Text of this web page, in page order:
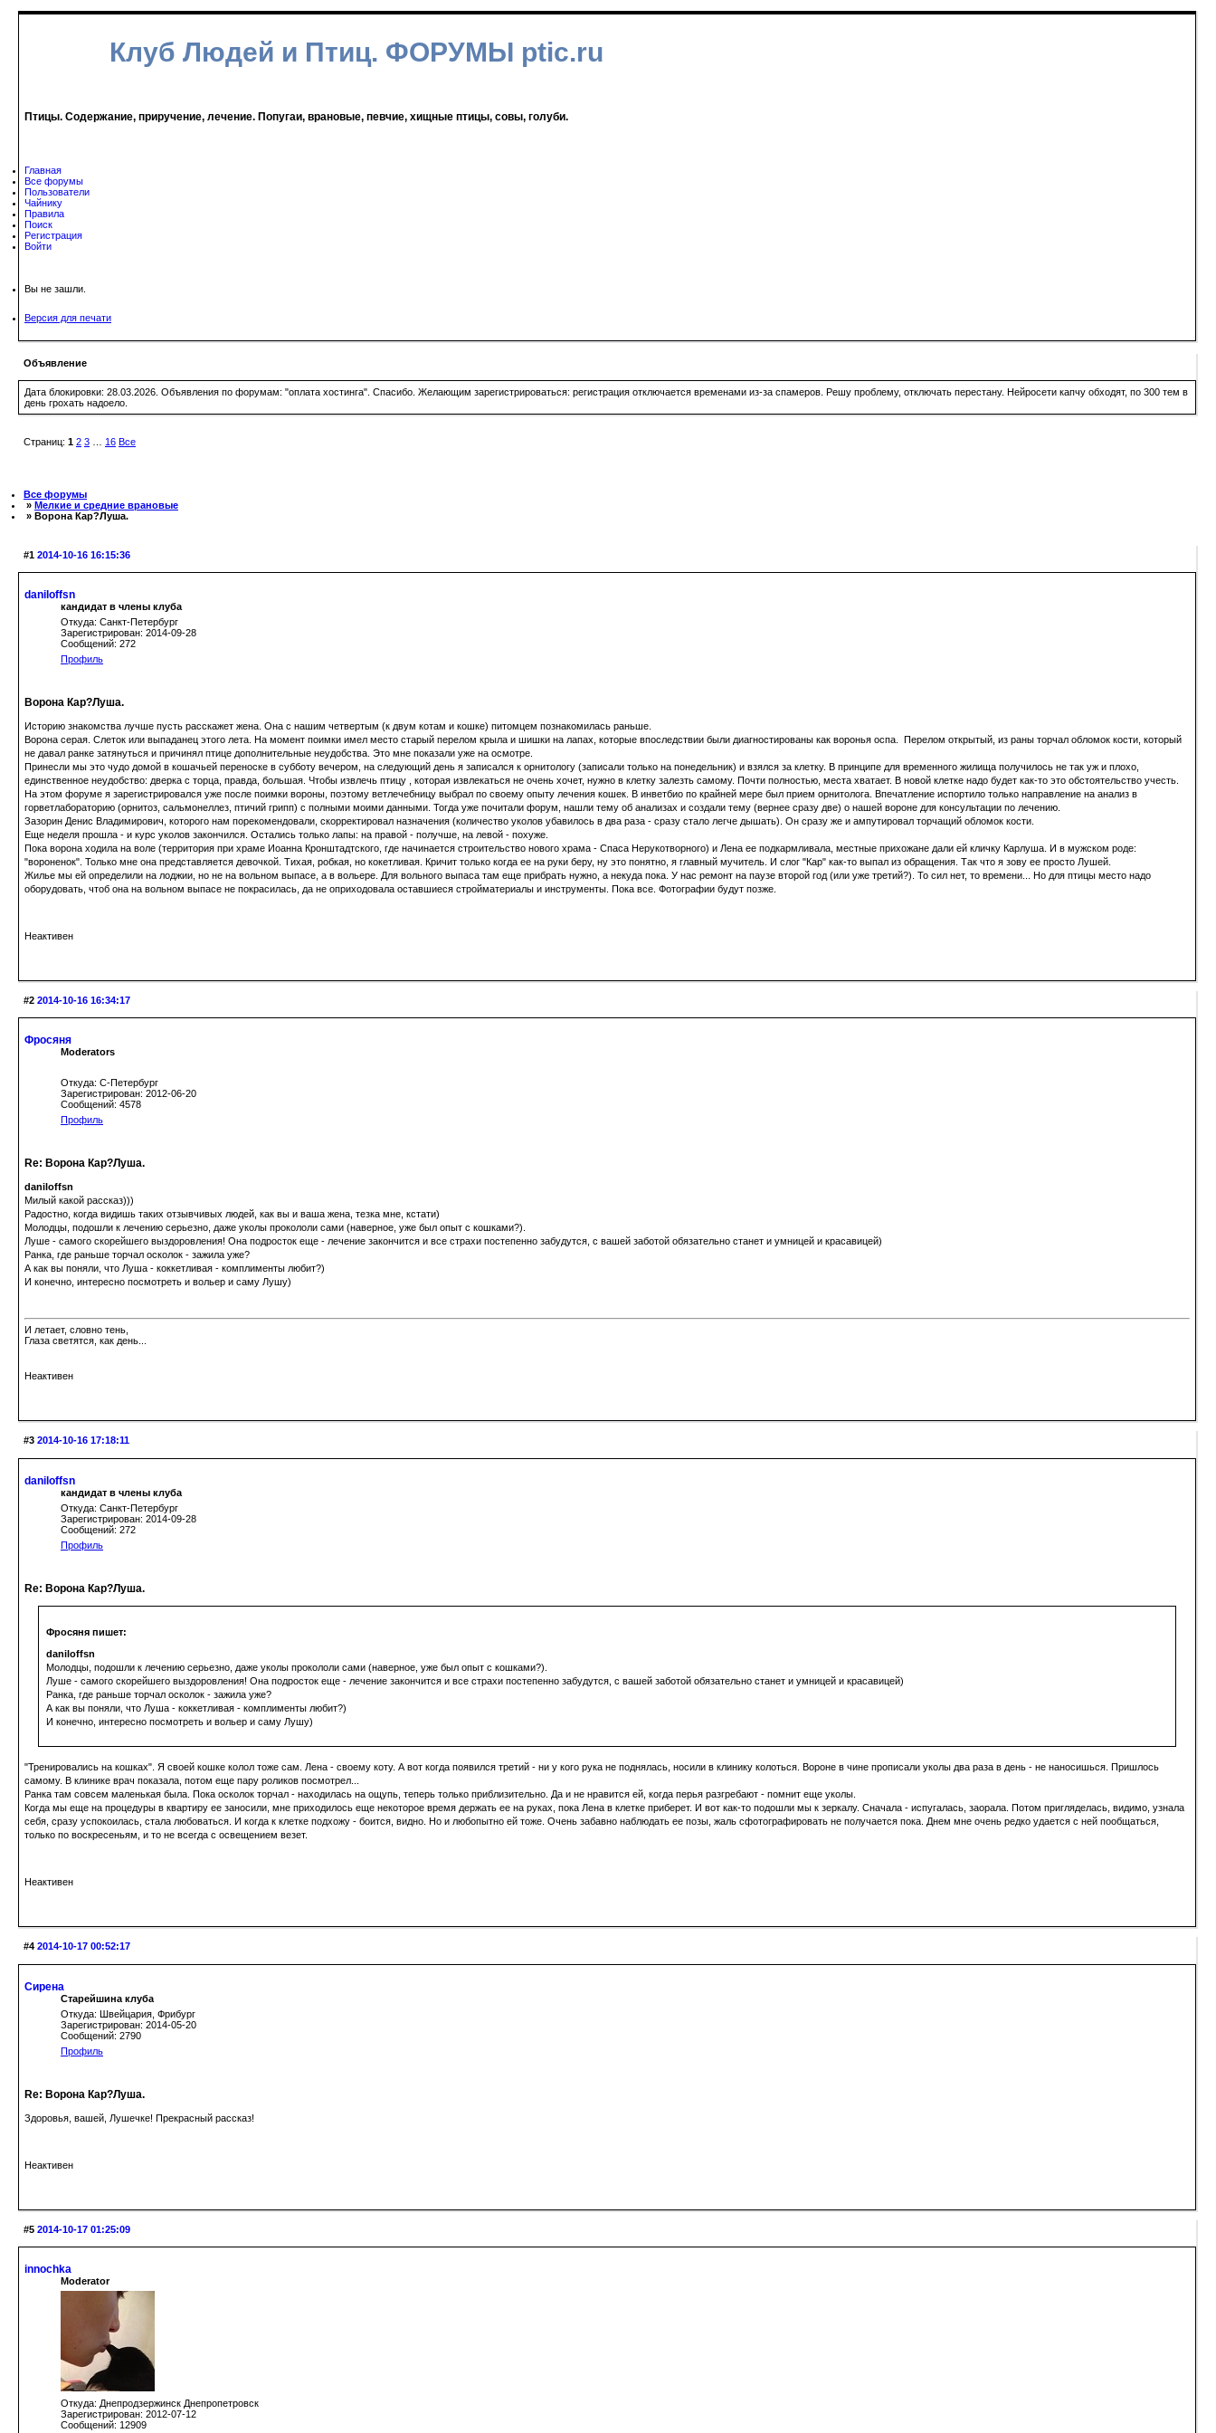
Клуб Людей и Птиц. ФОРУМЫ ptic.ru
Птицы. Содержание, приручение, лечение. Попугаи, врановые, певчие, хищные птицы, совы, голуби.
Главная
Все форумы
Пользователи
Чайнику
Правила
Поиск
Регистрация
Войти
Вы не зашли.
Версия для печати
Объявление
Дата блокировки: 28.03.2026. Объявления по форумам: "оплата хостинга". Спасибо. Желающим зарегистрироваться: регистрация отключается временами из-за спамеров. Решу проблему, отключать перестану. Нейросети капчу обходят, по 300 тем в
день грохать надоело.
Страниц: 1 2 3 … 16 Все
Все форумы
» Мелкие и средние врановые
» Ворона Кар?Луша.
#1 2014-10-16 16:15:36
daniloffsn
кандидат в члены клуба
Откуда: Санкт-Петербург
Зарегистрирован: 2014-09-28
Сообщений: 272
Профиль
Ворона Кар?Луша.
Историю знакомства лучше пусть расскажет жена. Она с нашим четвертым (к двум котам и кошке) питомцем познакомилась раньше.
Ворона серая. Слеток или выпаданец этого лета. На момент поимки имел место старый перелом крыла и шишки на лапах, которые впоследствии были диагностированы как воронья оспа. Перелом открытый, из раны торчал обломок кости, который
не давал ранке затянуться и причинял птице дополнительные неудобства. Это мне показали уже на осмотре.
Принесли мы это чудо домой в кошачьей переноске в субботу вечером, на следующий день я записался к орнитологу (записали только на понедельник) и взялся за клетку. В принципе для временного жилища получилось не так уж и плохо,
единственное неудобство: дверка с торца, правда, большая. Чтобы извлечь птицу , которая извлекаться не очень хочет, нужно в клетку залезть самому. Почти полностью, места хватает. В новой клетке надо будет как-то это обстоятельство учесть.
На этом форуме я зарегистрировался уже после поимки вороны, поэтому ветлечебницу выбрал по своему опыту лечения кошек. В инветбио по крайней мере был прием орнитолога. Впечатление испортило только направление на анализ в
горветлабораторию (орнитоз, сальмонеллез, птичий грипп) с полными моими данными. Тогда уже почитали форум, нашли тему об анализах и создали тему (вернее сразу две) о нашей вороне для консультации по лечению.
Зазорин Денис Владимирович, которого нам порекомендовали, скорректировал назначения (количество уколов убавилось в два раза - сразу стало легче дышать). Он сразу же и ампутировал торчащий обломок кости.
Еще неделя прошла - и курс уколов закончился. Остались только лапы: на правой - получше, на левой - похуже.
Пока ворона ходила на воле (территория при храме Иоанна Кронштадтского, где начинается строительство нового храма - Спаса Нерукотворного) и Лена ее подкармливала, местные прихожане дали ей кличку Карлуша. И в мужском роде:
"вороненок". Только мне она представляется девочкой. Тихая, робкая, но кокетливая. Кричит только когда ее на руки беру, ну это понятно, я главный мучитель. И слог "Кар" как-то выпал из обращения. Так что я зову ее просто Лушей.
Жилье мы ей определили на лоджии, но не на вольном выпасе, а в вольере. Для вольного выпаса там еще прибрать нужно, а некуда пока. У нас ремонт на паузе второй год (или уже третий?). То сил нет, то времени... Но для птицы место надо
оборудовать, чтоб она на вольном выпасе не покрасилась, да не оприходовала оставшиеся стройматериалы и инструменты. Пока все. Фотографии будут позже.
Неактивен
#2 2014-10-16 16:34:17
Фросяня
Moderators
Откуда: С-Петербург
Зарегистрирован: 2012-06-20
Сообщений: 4578
Профиль
Re: Ворона Кар?Луша.
daniloffsn
Милый какой рассказ)))
Радостно, когда видишь таких отзывчивых людей, как вы и ваша жена, тезка мне, кстати)
Молодцы, подошли к лечению серьезно, даже уколы прокололи сами (наверное, уже был опыт с кошками?).
Луше - самого скорейшего выздоровления! Она подросток еще - лечение закончится и все страхи постепенно забудутся, с вашей заботой обязательно станет и умницей и красавицей)
Ранка, где раньше торчал осколок - зажила уже?
А как вы поняли, что Луша - коккетливая - комплименты любит?)
И конечно, интересно посмотреть и вольер и саму Лушу)
И летает, словно тень,
Глаза светятся, как день...
Неактивен
#3 2014-10-16 17:18:11
daniloffsn
кандидат в члены клуба
Откуда: Санкт-Петербург
Зарегистрирован: 2014-09-28
Сообщений: 272
Профиль
Re: Ворона Кар?Луша.
Фросяня пишет:
daniloffsn
Молодцы, подошли к лечению серьезно, даже уколы прокололи сами (наверное, уже был опыт с кошками?).
Луше - самого скорейшего выздоровления! Она подросток еще - лечение закончится и все страхи постепенно забудутся, с вашей заботой обязательно станет и умницей и красавицей)
Ранка, где раньше торчал осколок - зажила уже?
А как вы поняли, что Луша - коккетливая - комплименты любит?)
И конечно, интересно посмотреть и вольер и саму Лушу)
"Тренировались на кошках". Я своей кошке колол тоже сам. Лена - своему коту. А вот когда появился третий - ни у кого рука не поднялась, носили в клинику колоться. Вороне в чине прописали уколы два раза в день - не наносишься. Пришлось
самому. В клинике врач показала, потом еще пару роликов посмотрел...
Ранка там совсем маленькая была. Пока осколок торчал - находилась на ощупь, теперь только приблизительно. Да и не нравится ей, когда перья разгребают - помнит еще уколы.
Когда мы еще на процедуры в квартиру ее заносили, мне приходилось еще некоторое время держать ее на руках, пока Лена в клетке приберет. И вот как-то подошли мы к зеркалу. Сначала - испугалась, заорала. Потом пригляделась, видимо, узнала
себя, сразу успокоилась, стала любоваться. И когда к клетке подхожу - боится, видно. Но и любопытно ей тоже. Очень забавно наблюдать ее позы, жаль сфотографировать не получается пока. Днем мне очень редко удается с ней пообщаться,
только по воскресеньям, и то не всегда с освещением везет.
Неактивен
#4 2014-10-17 00:52:17
Сирена
Старейшина клуба
Откуда: Швейцария, Фрибург
Зарегистрирован: 2014-05-20
Сообщений: 2790
Профиль
Re: Ворона Кар?Луша.
Здоровья, вашей, Лушечке! Прекрасный рассказ!
Неактивен
#5 2014-10-17 01:25:09
innochka
Moderator
Откуда: Днепродзержинск Днепропетровск
Зарегистрирован: 2012-07-12
Сообщений: 12909